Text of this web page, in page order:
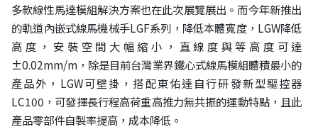
多款線性馬達模組解決方案也在此次展覽展出。而今年新推出
的軌道內嵌式線馬機械手LGF系列，降低本體寬度，LGW降低
高度，安裝空間大幅縮小，直線度與等高度可達
±0.02mm/m，除是目前台灣業界鐵心式線馬模組體積最小的
產品外，LGW可壁掛，搭配東佑達自行研發新型驅控器
LC100，可發揮長行程高荷重高推力無共振的運動特點，且此
產品零部件自製率提高，成本降低。